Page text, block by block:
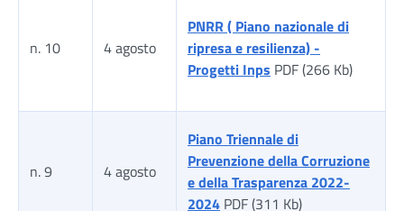
n. 10 4 agosto
PNRR ( Piano nazionale di
ripresa e resilienza) -
Progetti Inps PDF (266 Kb)
n. 9 4 agosto
Piano Triennale di
Prevenzione della Corruzione
e della Trasparenza 2022-
2024 PDF (311 Kb)